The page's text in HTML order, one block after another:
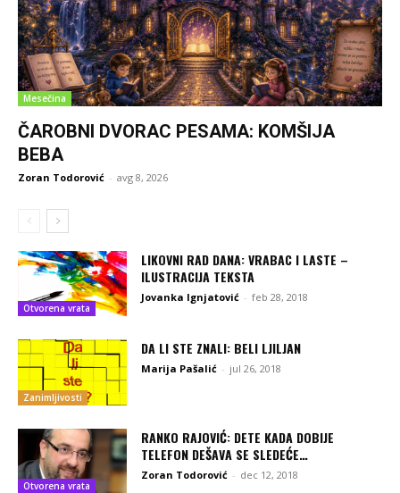
Mesečina
ČAROBNI DVORAC PESAMA: KOMŠIJA
BEBA
Zoran Todorović - avg 8, 2026
Otvorena vrata
LIKOVNI RAD DANA: VRABAC I LASTE –
ILUSTRACIJA TEKSTA
Jovanka Ignjatović - feb 28, 2018
Zanimljivosti
DA LI STE ZNALI: BELI LJILJAN
Marija Pašalić - jul 26, 2018
Otvorena vrata
RANKO RAJOVIĆ: DETE KADA DOBIJE
TELEFON DEŠAVA SE SLEDEĆE…
Zoran Todorović - dec 12, 2018